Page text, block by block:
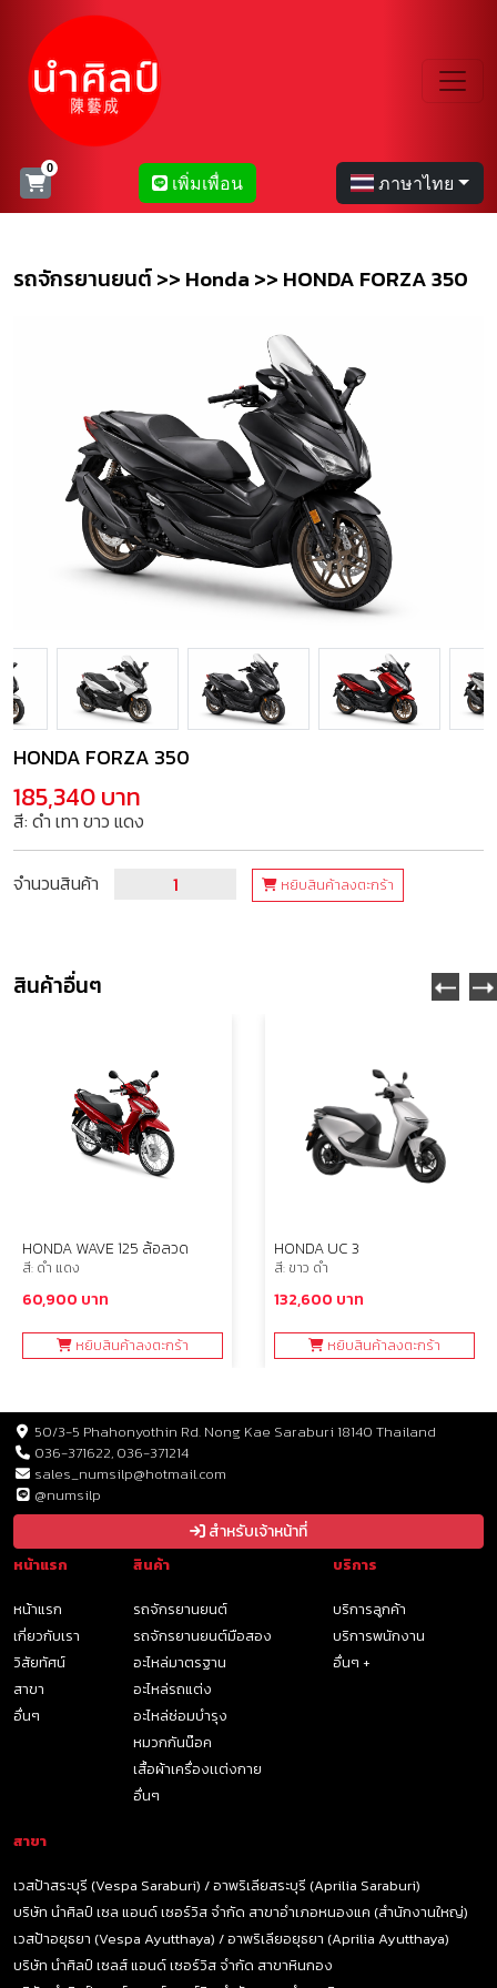
เพิ่มเพื่อน ภาษาไทย
รถจักรยานยนต์ >> Honda >> HONDA FORZA 350
HONDA FORZA 350
185,340 บาท
สี: ดำ เทา ขาว แดง
จำนวนสินค้า หยิบสินค้าลงตะกร้า
สินค้าอื่นๆ
HONDA WAVE 125 ล้อลวด
สี: ดำ แดง
60,900 บาท
หยิบสินค้าลงตะกร้า
HONDA UC 3
สี: ขาว ดำ
132,600 บาท
หยิบสินค้าลงตะกร้า
50/3-5 Phahonyothin Rd. Nong Kae Saraburi 18140 Thailand
036-371622, 036-371214
sales_numsilp@hotmail.com
@numsilp
สำหรับเจ้าหน้าที่
หน้าแรก
หน้าแรก
เกี่ยวกับเรา
วิสัยทัศน์
สาขา
อื่นๆ
สินค้า
รถจักรยานยนต์
รถจักรยานยนต์มือสอง
อะไหล่มาตรฐาน
อะไหล่รถแต่ง
อะไหล่ซ่อมบำรุง
หมวกกันน๊อค
เสื้อผ้าเครื่องเเต่งกาย
อื่นๆ
บริการ
บริการลูกค้า
บริการพนักงาน
อื่นๆ +
สาขา
เวสป้าสระบุรี (Vespa Saraburi) / อาพริเลียสระบุรี (Aprilia Saraburi)
บริษัท นำศิลป์ เซล แอนด์ เซอร์วิส จำกัด สาขาอำเภอหนองแค (สำนักงานใหญ่)
เวสป้าอยุธยา (Vespa Ayutthaya) / อาพริเลียอยุธยา (Aprilia Ayutthaya)
บริษัท นำศิลป์ เซลส์ แอนด์ เซอร์วิส จำกัด สาขาหินกอง